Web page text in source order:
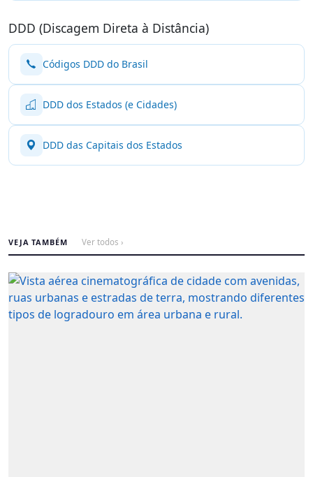
DDD (Discagem Direta à Distância)
Códigos DDD do Brasil
DDD dos Estados (e Cidades)
DDD das Capitais dos Estados
VEJA TAMBÉM Ver todos ›